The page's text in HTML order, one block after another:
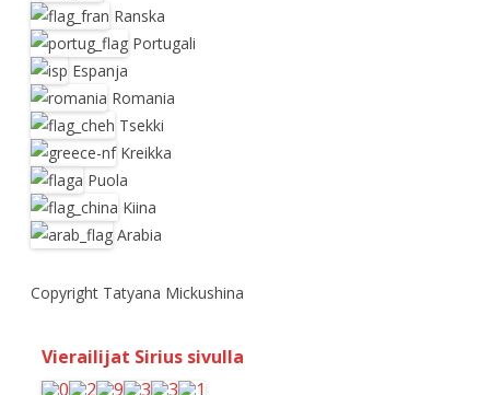
Ranska
Portugali
Espanja
Romania
Tsekki
Kreikka
Puola
Kiina
Arabia
Copyright Tatyana Mickushina
Vierailijat Sirius sivulla